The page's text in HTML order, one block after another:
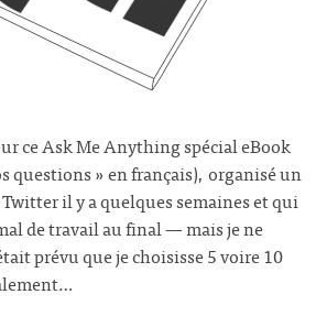
ce Ask Me Anything spécial eBook
questions » en français), organisé un
Twitter il y a quelques semaines et qui
de travail au final — mais je ne
prévu que je choisisse 5 voire 10